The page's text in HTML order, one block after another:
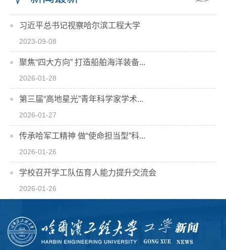
习近平总书记视察哈尔滨工程大学
2023-09-08
聚焦“四大方向” 打造船舶海洋装备...
2026-01-28
第三届“高地星光”青年科学家学术...
2026-01-27
传承哈军工精神 做“使命担当型”科...
2026-01-26
学校召开学工队伍育人能力提升交流会
2026-01-26